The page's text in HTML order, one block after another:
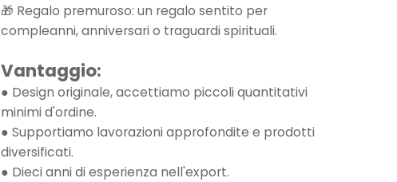
🎁 Regalo premuroso: un regalo sentito per
compleanni, anniversari o traguardi spirituali.
Vantaggio:
● Design originale, accettiamo piccoli quantitativi
minimi d'ordine.
● Supportiamo lavorazioni approfondite e prodotti
diversificati.
● Dieci anni di esperienza nell'export.